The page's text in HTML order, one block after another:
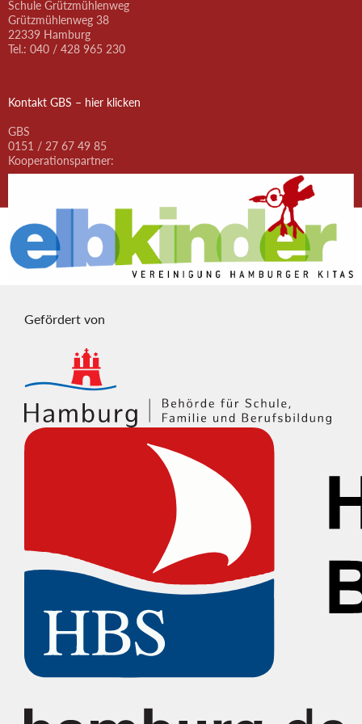
Schule Grützmühlenweg
Grützmühlenweg 38
22339 Hamburg
Tel.: 040 / 428 965 230
Kontakt GBS – hier klicken
GBS
0151 / 27 67 49 85
Kooperationspartner:
Gefördert von